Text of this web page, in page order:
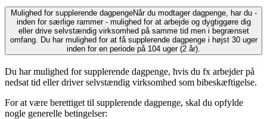
Mulighed for supplerende dagpengeNår du modtager dagpenge, har du -
inden for særlige rammer - mulighed for at arbejde og dygtiggøre dig
eller drive selvstændig virksomhed på samme tid men i begrænset
omfang. Du har mulighed for at få supplerende dagpenge i højst 30 uger
inden for en periode på 104 uger (2 år).
Du har mulighed for supplerende dagpenge, hvis du fx arbejder på
nedsat tid eller driver selvstændig virksomhed som bibeskæftigelse.
For at være berettiget til supplerende dagpenge, skal du opfylde
nogle generelle betingelser: